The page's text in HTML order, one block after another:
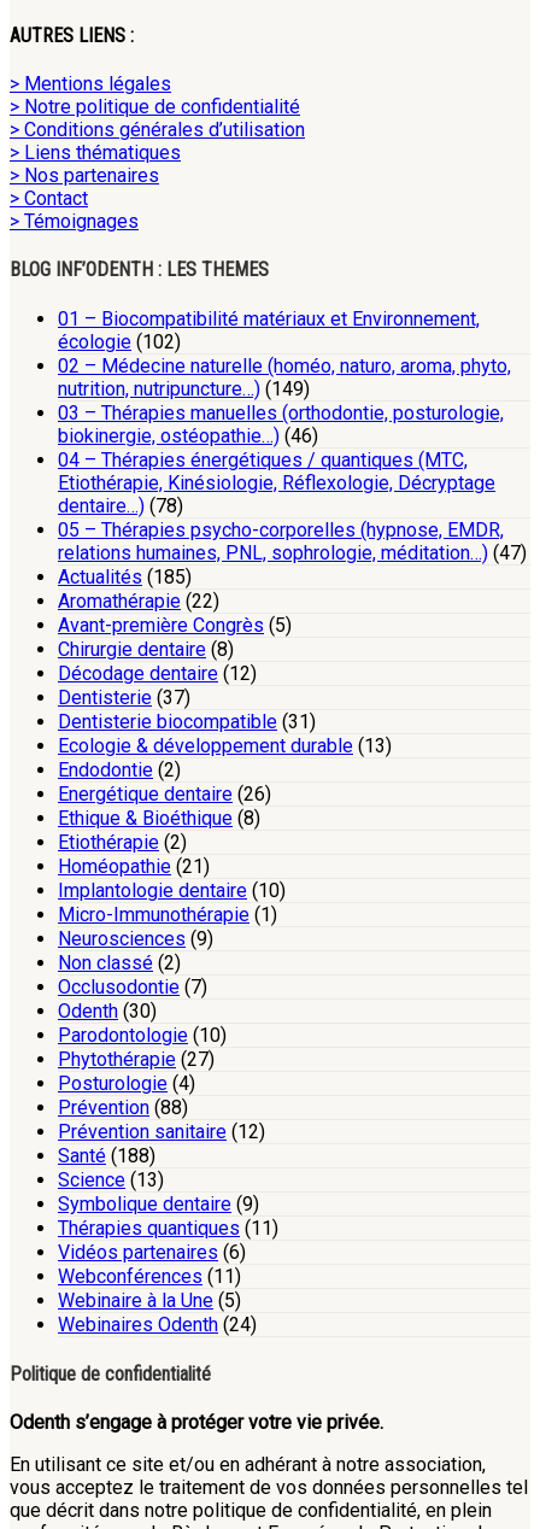
AUTRES LIENS :
> Mentions légales
> Notre politique de confidentialité
> Conditions générales d’utilisation
> Liens thématiques
> Nos partenaires
> Contact
> Témoignages
BLOG INF’ODENTH : LES THEMES
01 – Biocompatibilité matériaux et Environnement,
écologie (102)
02 – Médecine naturelle (homéo, naturo, aroma, phyto,
nutrition, nutripuncture…) (149)
03 – Thérapies manuelles (orthodontie, posturologie,
biokinergie, ostéopathie…) (46)
04 – Thérapies énergétiques / quantiques (MTC,
Etiothérapie, Kinésiologie, Réflexologie, Décryptage
dentaire…) (78)
05 – Thérapies psycho-corporelles (hypnose, EMDR,
relations humaines, PNL, sophrologie, méditation…) (47)
Actualités (185)
Aromathérapie (22)
Avant-première Congrès (5)
Chirurgie dentaire (8)
Décodage dentaire (12)
Dentisterie (37)
Dentisterie biocompatible (31)
Ecologie & développement durable (13)
Endodontie (2)
Energétique dentaire (26)
Ethique & Bioéthique (8)
Etiothérapie (2)
Homéopathie (21)
Implantologie dentaire (10)
Micro-Immunothérapie (1)
Neurosciences (9)
Non classé (2)
Occlusodontie (7)
Odenth (30)
Parodontologie (10)
Phytothérapie (27)
Posturologie (4)
Prévention (88)
Prévention sanitaire (12)
Santé (188)
Science (13)
Symbolique dentaire (9)
Thérapies quantiques (11)
Vidéos partenaires (6)
Webconférences (11)
Webinaire à la Une (5)
Webinaires Odenth (24)
Politique de confidentialité
Odenth s’engage à protéger votre vie privée.
En utilisant ce site et/ou en adhérant à notre association,
vous acceptez le traitement de vos données personnelles tel
que décrit dans notre politique de confidentialité, en plein